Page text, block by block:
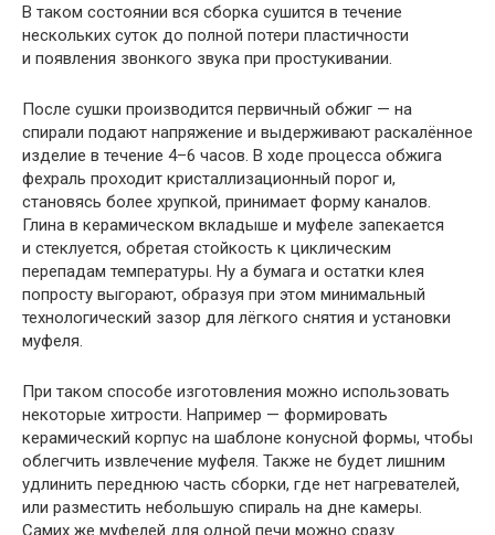
В таком состоянии вся сборка сушится в течение
нескольких суток до полной потери пластичности
и появления звонкого звука при простукивании.
После сушки производится первичный обжиг — на
спирали подают напряжение и выдерживают раскалённое
изделие в течение 4–6 часов. В ходе процесса обжига
фехраль проходит кристаллизационный порог и,
становясь более хрупкой, принимает форму каналов.
Глина в керамическом вкладыше и муфеле запекается
и стеклуется, обретая стойкость к циклическим
перепадам температуры. Ну а бумага и остатки клея
попросту выгорают, образуя при этом минимальный
технологический зазор для лёгкого снятия и установки
муфеля.
При таком способе изготовления можно использовать
некоторые хитрости. Например — формировать
керамический корпус на шаблоне конусной формы, чтобы
облегчить извлечение муфеля. Также не будет лишним
удлинить переднюю часть сборки, где нет нагревателей,
или разместить небольшую спираль на дне камеры.
Самих же муфелей для одной печи можно сразу